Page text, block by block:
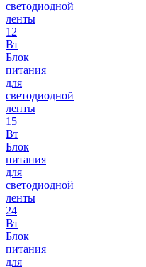
светодиодной
ленты
12
Вт
Блок
питания
для
светодиодной
ленты
15
Вт
Блок
питания
для
светодиодной
ленты
24
Вт
Блок
питания
для